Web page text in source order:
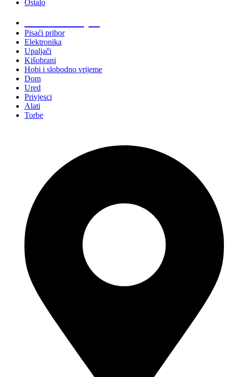
Ostalo
Pisaći pribor
Elektronika
Upaljači
Kišobrani
Hobi i slobodno vrijeme
Dom
Ured
Privjesci
Alati
Torbe